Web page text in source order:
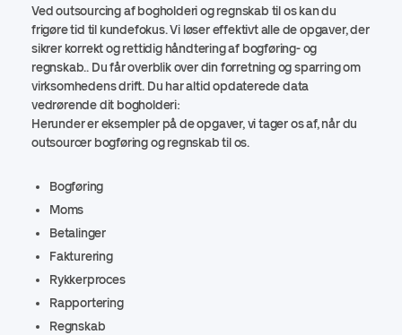
Ved outsourcing af bogholderi og regnskab til os kan du
frigøre tid til kundefokus. Vi løser effektivt alle de opgaver, der
sikrer korrekt og rettidig håndtering af bogføring- og
regnskab.. Du får overblik over din forretning og sparring om
virksomhedens drift. Du har altid opdaterede data
vedrørende dit bogholderi:
Herunder er eksempler på de opgaver, vi tager os af, når du
outsourcer bogføring og regnskab til os.
Bogføring
Moms
Betalinger
Fakturering
Rykkerproces
Rapportering
Regnskab